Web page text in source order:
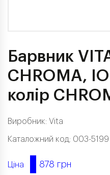
Барвник
CHROMA,
колір
Виробник: Vita
Каталожний код: 003-5199
Ціна 878 грн